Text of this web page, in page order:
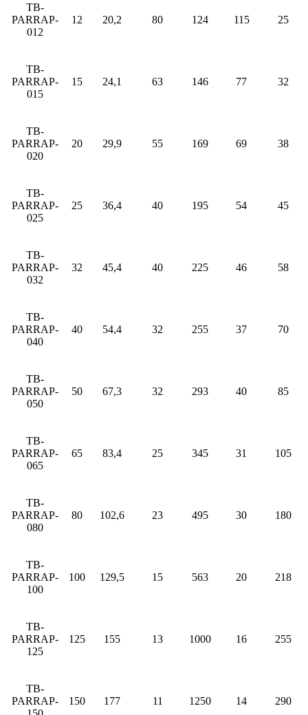
TB-
PARRAP-
012
12 20,2 80 124 115 25
TB-
PARRAP-
015
15 24,1 63 146 77 32
TB-
PARRAP-
020
20 29,9 55 169 69 38
TB-
PARRAP-
025
25 36,4 40 195 54 45
TB-
PARRAP-
032
32 45,4 40 225 46 58
TB-
PARRAP-
040
40 54,4 32 255 37 70
TB-
PARRAP-
050
50 67,3 32 293 40 85
TB-
PARRAP-
065
65 83,4 25 345 31 105
TB-
PARRAP-
080
80 102,6 23 495 30 180
TB-
PARRAP-
100
100 129,5 15 563 20 218
TB-
PARRAP-
125
125 155 13 1000 16 255
TB-
PARRAP-
150 177 11 1250 14 290